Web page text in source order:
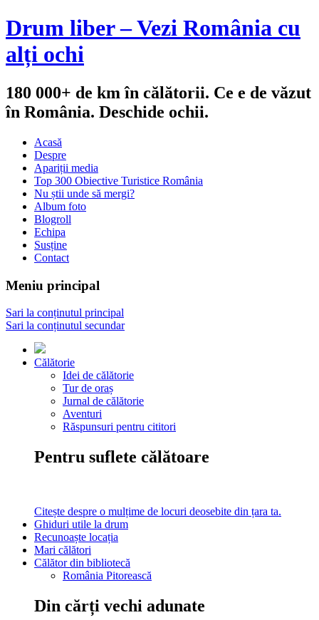
Drum liber – Vezi România cu
alți ochi
180 000+ de km în călătorii. Ce e de văzut
în România. Deschide ochii.
Acasă
Despre
Apariții media
Top 300 Obiective Turistice România
Nu știi unde să mergi?
Album foto
Blogroll
Echipa
Susține
Contact
Meniu principal
Sari la conținutul principal
Sari la conținutul secundar
Călătorie
Idei de călătorie
Tur de oraș
Jurnal de călătorie
Aventuri
Răspunsuri pentru cititori
Pentru suflete călătoare
Citește despre o mulțime de locuri deosebite din țara ta.
Ghiduri utile la drum
Recunoaște locația
Mari călători
Călător din bibliotecă
România Pitorească
Din cărți vechi adunate